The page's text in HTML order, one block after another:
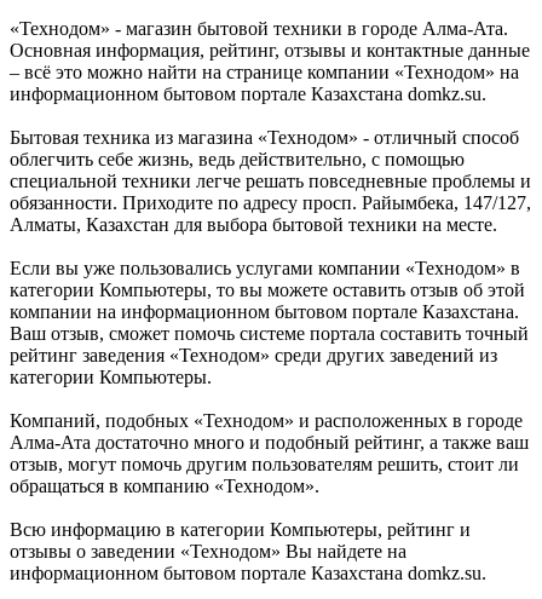
«Технодом» - магазин бытовой техники в городе Алма-Ата.
Основная информация, рейтинг, отзывы и контактные данные
– всё это можно найти на странице компании «Технодом» на
информационном бытовом портале Казахстана domkz.su.
Бытовая техника из магазина «Технодом» - отличный способ
облегчить себе жизнь, ведь действительно, с помощью
специальной техники легче решать повседневные проблемы и
обязанности. Приходите по адресу просп. Райымбека, 147/127,
Алматы, Казахстан для выбора бытовой техники на месте.
Если вы уже пользовались услугами компании «Технодом» в
категории Компьютеры, то вы можете оставить отзыв об этой
компании на информационном бытовом портале Казахстана.
Ваш отзыв, сможет помочь системе портала составить точный
рейтинг заведения «Технодом» среди других заведений из
категории Компьютеры.
Компаний, подобных «Технодом» и расположенных в городе
Алма-Ата достаточно много и подобный рейтинг, а также ваш
отзыв, могут помочь другим пользователям решить, стоит ли
обращаться в компанию «Технодом».
Всю информацию в категории Компьютеры, рейтинг и
отзывы о заведении «Технодом» Вы найдете на
информационном бытовом портале Казахстана domkz.su.